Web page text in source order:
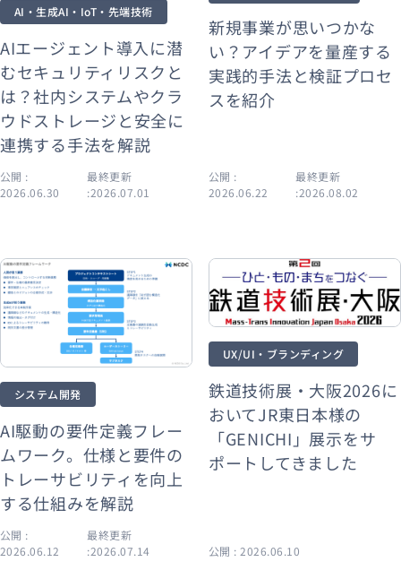
AI・生成AI・IoT・先端技術
AIエージェント導入に潜
むセキュリティリスクと
は？社内システムやクラ
ウドストレージと安全に
連携する手法を解説
公開 :
2026.06.30
最終更新
:2026.07.01
新規事業が思いつかな
い？アイデアを量産する
実践的手法と検証プロセ
スを紹介
公開 :
2026.06.22
最終更新
:2026.08.02
システム開発
AI駆動の要件定義フレー
ムワーク。仕様と要件の
トレーサビリティを向上
する仕組みを解説
公開 :
2026.06.12
最終更新
:2026.07.14
UX/UI・ブランディング
鉄道技術展・大阪2026に
おいてJR東日本様の
「GENICHI」展示をサ
ポートしてきました
公開 : 2026.06.10